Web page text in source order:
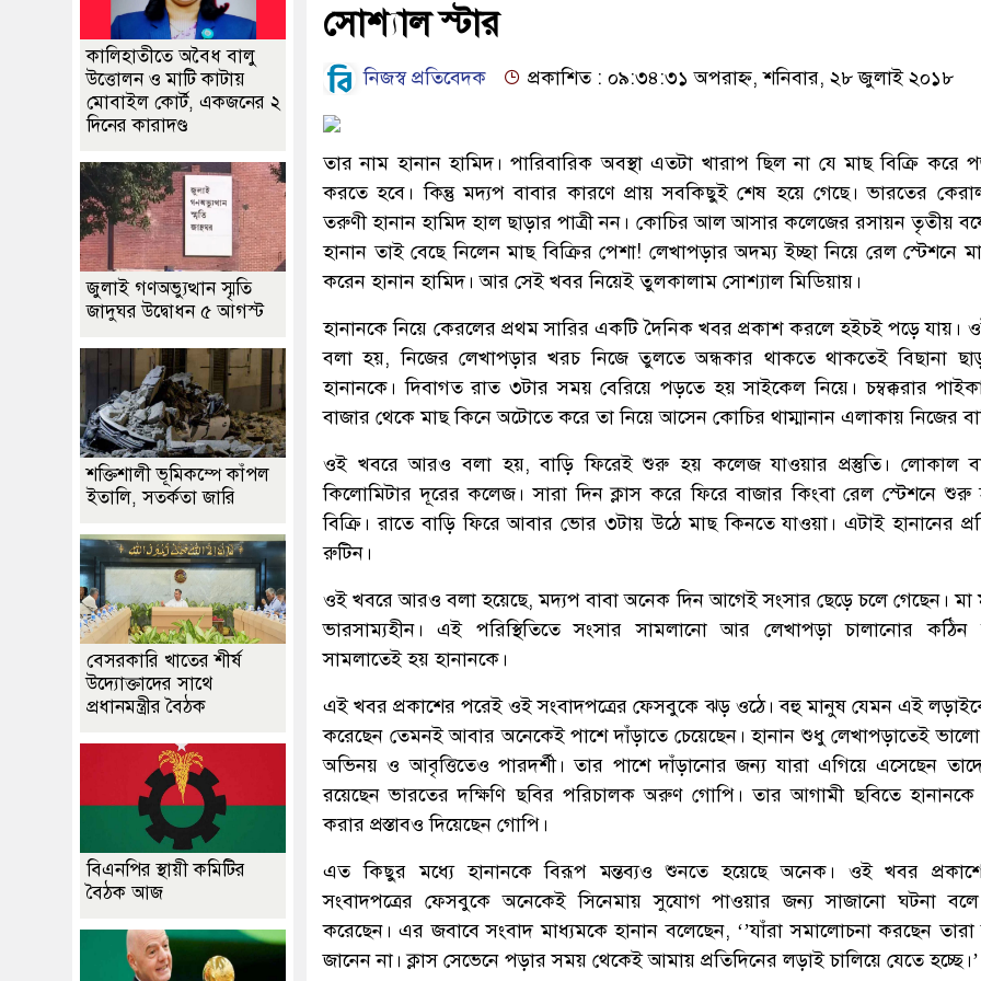
সোশ্যাল স্টার
নিজস্ব প্রতিবেদক প্রকাশিত : ০৯:৩৪:৩১ অপরাহ্ন, শনিবার, ২৮ জুলাই ২০১৮
তার নাম হানান হামিদ। পারিবারিক অবস্থা এতটা খারাপ ছিল না যে মাছ বিক্রি করে
করতে হবে। কিন্তু মদ্যপ বাবার কারণে প্রায় সবকিছুই শেষ হয়ে গেছে। ভারতের
তরুণী হানান হামিদ হাল ছাড়ার পাত্রী নন। কোচির আল আসার কলেজের রসায়ন তৃতীয়
হানান তাই বেছে নিলেন মাছ বিক্রির পেশা! লেখাপড়ার অদম্য ইচ্ছা নিয়ে রেল স্টেশনে
করেন হানান হামিদ। আর সেই খবর নিয়েই তুলকালাম সোশ্যাল মিডিয়ায়।
হানানকে নিয়ে কেরলের প্রথম সারির একটি দৈনিক খবর প্রকাশ করলে হইচই পড়ে যায়।
বলা হয়, নিজের লেখাপড়ার খরচ নিজে তুলতে অন্ধকার থাকতে থাকতেই বিছানা
হানানকে। দিবাগত রাত ৩টার সময় বেরিয়ে পড়তে হয় সাইকেল নিয়ে। চম্বক্করার
বাজার থেকে মাছ কিনে অটোতে করে তা নিয়ে আসেন কোচির থাম্মানান এলাকায় নিজের
ওই খবরে আরও বলা হয়, বাড়ি ফিরেই শুরু হয় কলেজ যাওয়ার প্রস্তুতি। লোকাল
কিলোমিটার দূরের কলেজ। সারা দিন ক্লাস করে ফিরে বাজার কিংবা রেল স্টেশনে
বিক্রি। রাতে বাড়ি ফিরে আবার ভোর ৩টায় উঠে মাছ কিনতে যাওয়া। এটাই হানানের
রুটিন।
ওই খবরে আরও বলা হয়েছে, মদ্যপ বাবা অনেক দিন আগেই সংসার ছেড়ে চলে গেছেন। মা
ভারসাম্যহীন। এই পরিস্থিতিতে সংসার সামলানো আর লেখাপড়া চালানোর কঠিন
সামলাতেই হয় হানানকে।
এই খবর প্রকাশের পরেই ওই সংবাদপত্রের ফেসবুকে ঝড় ওঠে। বহু মানুষ যেমন এই
করেছেন তেমনই আবার অনেকেই পাশে দাঁড়াতে চেয়েছেন। হানান শুধু লেখাপড়াতেই
অভিনয় ও আবৃত্তিতেও পারদর্শী। তার পাশে দাঁড়ানোর জন্য যারা এগিয়ে এসেছেন
রয়েছেন ভারতের দক্ষিণি ছবির পরিচালক অরুণ গোপি। তার আগামী ছবিতে
করার প্রস্তাবও দিয়েছেন গোপি।
এত কিছুর মধ্যে হানানকে বিরূপ মন্তব্যও শুনতে হয়েছে অনেক। ওই খবর
সংবাদপত্রের ফেসবুকে অনেকেই সিনেমায় সুযোগ পাওয়ার জন্য সাজানো ঘটনা
করেছেন। এর জবাবে সংবাদ মাধ্যমকে হানান বলেছেন, ‘’যাঁরা সমালোচনা করছেন
জানেন না। ক্লাস সেভেনে পড়ার সময় থেকেই আমায় প্রতিদিনের লড়াই চালিয়ে যেতে হচ্ছে।’
কালিহাতীতে অবৈধ বালু
উত্তোলন ও মাটি কাটায়
মোবাইল কোর্ট, একজনের ২
দিনের কারাদণ্ড
জুলাই গণঅভ্যুত্থান স্মৃতি
জাদুঘর উদ্বোধন ৫ আগস্ট
শক্তিশালী ভূমিকম্পে কাঁপল
ইতালি, সতর্কতা জারি
বেসরকারি খাতের শীর্ষ
উদ্যোক্তাদের সাথে
প্রধানমন্ত্রীর বৈঠক
বিএনপির স্থায়ী কমিটির
বৈঠক আজ